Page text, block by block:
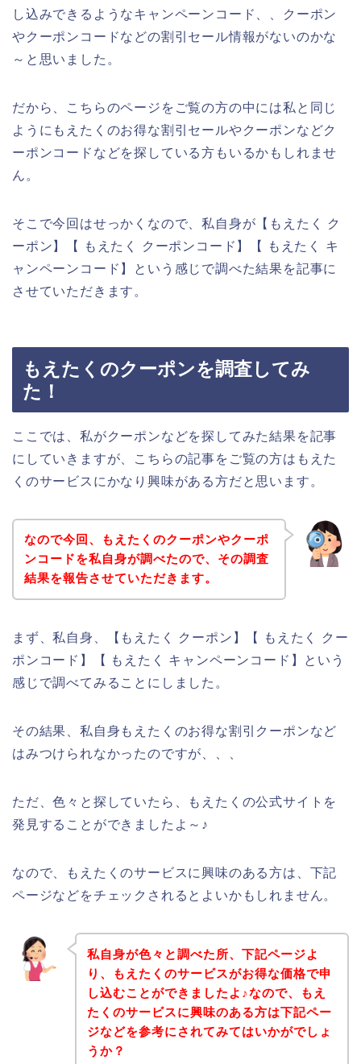
し込みできるようなキャンペーンコード、、クーポン
やクーポンコードなどの割引セール情報がないのかな
～と思いました。
だから、こちらのページをご覧の方の中には私と同じ
ようにもえたくのお得な割引セールやクーポンなどク
ーポンコードなどを探している方もいるかもしれませ
ん。
そこで今回はせっかくなので、私自身が【もえたく ク
ーポン】【 もえたく クーポンコード】【 もえたく キ
ャンペーンコード】という感じで調べた結果を記事に
させていただきます。
もえたくのクーポンを調査してみ
た！
ここでは、私がクーポンなどを探してみた結果を記事
にしていきますが、こちらの記事をご覧の方はもえた
くのサービスにかなり興味がある方だと思います。
なので今回、もえたくのクーポンやクーポ
ンコードを私自身が調べたので、その調査
結果を報告させていただきます。
まず、私自身、【もえたく クーポン】【 もえたく クー
ポンコード】【 もえたく キャンペーンコード】という
感じで調べてみることにしました。
その結果、私自身もえたくのお得な割引クーポンなど
はみつけられなかったのですが、、、
ただ、色々と探していたら、もえたくの公式サイトを
発見することができましたよ～♪
なので、もえたくのサービスに興味のある方は、下記
ページなどをチェックされるとよいかもしれません。
私自身が色々と調べた所、下記ページよ
り、もえたくのサービスがお得な価格で申
し込むことができましたよ♪なので、もえ
たくのサービスに興味のある方は下記ペー
ジなどを参考にされてみてはいかがでしょ
うか？